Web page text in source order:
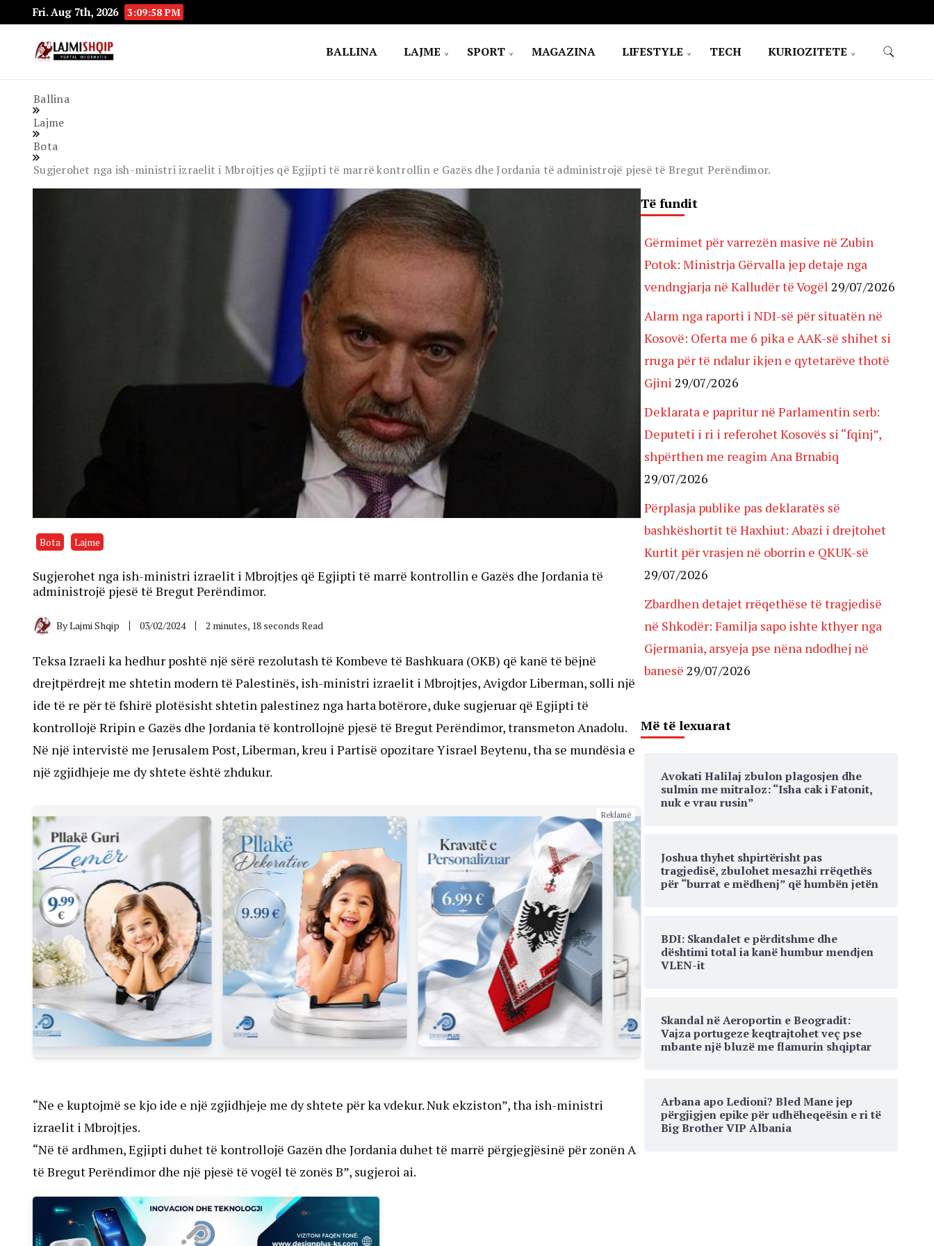
Fri. Aug 7th, 2026 3:09:59 PM
BALLINA LAJME SPORT MAGAZINA LIFESTYLE TECH KURIOZITETE
Ballina
Lajme
Bota
Sugjerohet nga ish-ministri izraelit i Mbrojtjes që Egjipti të marrë kontrollin e Gazës dhe Jordania të administrojë pjesë të Bregut Perëndimor.
Bota Lajme
Sugjerohet nga ish-ministri izraelit i Mbrojtjes që Egjipti të marrë kontrollin e Gazës dhe Jordania të
administrojë pjesë të Bregut Perëndimor.
ByLajmi Shqip 03/02/2024 2 minutes, 18 seconds Read
Teksa Izraeli ka hedhur poshtë një sërë rezolutash të Kombeve të Bashkuara (OKB) që kanë të bëjnë
drejtpërdrejt me shtetin modern të Palestinës, ish-ministri izraelit i Mbrojtjes, Avigdor Liberman, solli një
ide të re për të fshirë plotësisht shtetin palestinez nga harta botërore, duke sugjeruar që Egjipti të
kontrollojë Rripin e Gazës dhe Jordania të kontrollojnë pjesë të Bregut Perëndimor, transmeton Anadolu.
Në një intervistë me Jerusalem Post, Liberman, kreu i Partisë opozitare Yisrael Beytenu, tha se mundësia e
një zgjidhjeje me dy shtete është zhdukur.
Reklamë
“Ne e kuptojmë se kjo ide e një zgjidhjeje me dy shtete për ka vdekur. Nuk ekziston”, tha ish-ministri
izraelit i Mbrojtjes.
“Në të ardhmen, Egjipti duhet të kontrollojë Gazën dhe Jordania duhet të marrë përgjegjësinë për zonën A
të Bregut Perëndimor dhe një pjesë të vogël të zonës B”, sugjeroi ai.
Të fundit
Gërmimet për varrezën masive në Zubin
Potok: Ministrja Gërvalla jep detaje nga
vendngjarja në Kalludër të Vogël 29/07/2026
Alarm nga raporti i NDI-së për situatën në
Kosovë: Oferta me 6 pika e AAK-së shihet si
rruga për të ndalur ikjen e qytetarëve thotë
Gjini 29/07/2026
Deklarata e papritur në Parlamentin serb:
Deputeti i ri i referohet Kosovës si “fqinj”,
shpërthen me reagim Ana Brnabiq
29/07/2026
Përplasja publike pas deklaratës së
bashkëshortit të Haxhiut: Abazi i drejtohet
Kurtit për vrasjen në oborrin e QKUK-së
29/07/2026
Zbardhen detajet rrëqethëse të tragjedisë
në Shkodër: Familja sapo ishte kthyer nga
Gjermania, arsyeja pse nëna ndodhej në
banesë 29/07/2026
Më të lexuarat
Avokati Halilaj zbulon plagosjen dhe
sulmin me mitraloz: “Isha cak i Fatonit,
nuk e vrau rusin”
Joshua thyhet shpirtërisht pas
tragjedisë, zbulohet mesazhi rrëqethës
për “burrat e mëdhenj” që humbën jetën
BDI: Skandalet e përditshme dhe
dështimi total ia kanë humbur mendjen
VLEN-it
Skandal në Aeroportin e Beogradit:
Vajza portugeze keqtrajtohet veç pse
mbante një bluzë me flamurin shqiptar
Arbana apo Ledioni? Bled Mane jep
përgjigjen epike për udhëheqeësin e ri të
Big Brother VIP Albania